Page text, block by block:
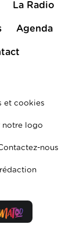
La Radio
Agenda
et cookies
notre logo
nous